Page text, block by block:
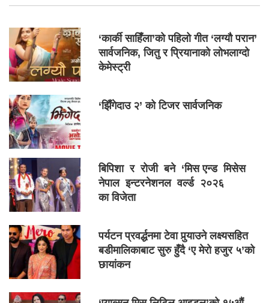
‘कार्की साहिँला’को पहिलो गीत ‘लग्यौ परान’
सार्वजनिक, जितु र प्रियानाको लोभलाग्दो
केमेस्ट्री
‘झिँगेदाउ २’ को टिजर सार्वजनिक
बिपिशा र रोजी बने ‘मिस एन्ड मिसेस
नेपाल इन्टरनेशनल वर्ल्ड २०२६
का विजेता
पर्यटन प्रवर्द्धनमा टेवा पुर्‍याउने लक्ष्यसहित
बडीमालिकाबाट सुरु हुँदै ‘ए मेरो हजुर ५’को
छायांकन